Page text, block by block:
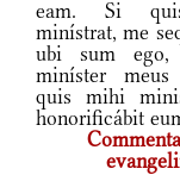
eam. Si
minístrat, me
ubi sum
miníster
quis mihi
honorificábit